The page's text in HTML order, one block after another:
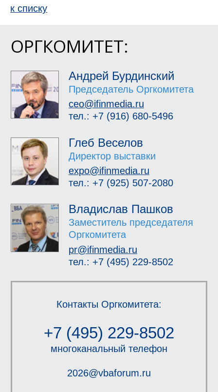
ОРГКОМИТЕТ:
Андрей Бурдинский
Председатель Оргкомитета
ceo@ifinmedia.ru
тел.: +7 (916) 680-5496
Глеб Веселов
Директор выставки
expo@ifinmedia.ru
тел.: +7 (925) 507-2080
Владислав Пашков
Заместитель председателя
Оргкомитета
pr@ifinmedia.ru
тел.: +7 (495) 229-8502
Контакты Оргкомитета:
+7 (495) 229-8502
многоканальный телефон
2026@vbaforum.ru
к спиcку